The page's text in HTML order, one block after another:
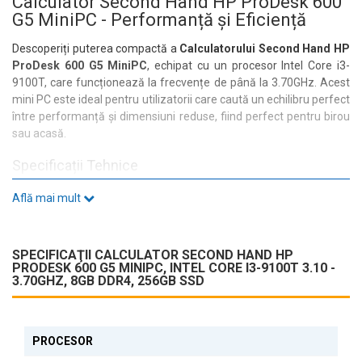
G5 MiniPC - Performanță și Eficiență
Descoperiți puterea compactă a Calculatorului Second Hand HP
ProDesk 600 G5 MiniPC, echipat cu un procesor Intel Core i3-
9100T, care funcționează la frecvențe de până la 3.70GHz. Acest
mini PC este ideal pentru utilizatorii care caută un echilibru perfect
între performanță și dimensiuni reduse, fiind perfect pentru birou
sau acasă.
Specificații Tehnice
Cu8GB DDR4 RAM
Conectivitate și Porturi
Calculatorul HP ProDesk 600 G5 vine echipat cu o gamă variată de
4x USB 3.0
Află mai mult
SPECIFICAŢII CALCULATOR SECOND HAND HP
PRODESK 600 G5 MINIPC, INTEL CORE I3-9100T 3.10 -
3.70GHZ, 8GB DDR4, 256GB SSD
PROCESOR